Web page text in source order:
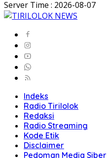
Server Time : 2026-08-07
Indeks
Radio Tirilolok
Redaksi
Radio Streaming
Kode Etik
Disclaimer
Pedoman Media Siber